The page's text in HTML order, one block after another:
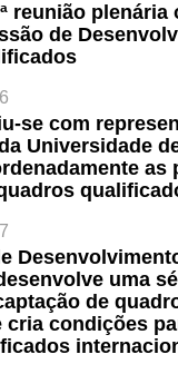
reunião plenária
de
se com
Universidade
as
uma
de
cria condições